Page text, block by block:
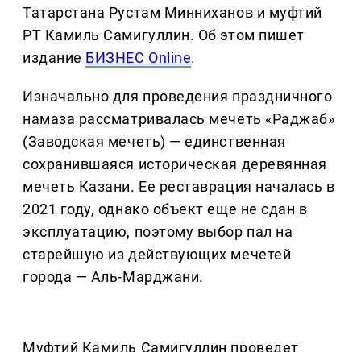
Татарстана Рустам Минниханов и муфтий
РТ Камиль Самигуллин. Об этом пишет
издание БИЗНЕС Online.
Изначально для проведения праздничного
намаза рассматривалась мечеть «Раджаб»
(Заводская мечеть) — единственная
сохранившаяся историческая деревянная
мечеть Казани. Ее реставрация началась в
2021 году, однако объект еще не сдан в
эксплуатацию, поэтому выбор пал на
старейшую из действующих мечетей
города — Аль-Марджани.
Муфтий Камиль Самигуллин проведет